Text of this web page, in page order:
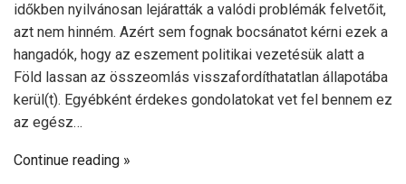
időkben nyilvánosan lejáratták a valódi problémák felvetőit,
azt nem hinném. Azért sem fognak bocsánatot kérni ezek a
hangadók, hogy az eszement politikai vezetésük alatt a
Föld lassan az összeomlás visszafordíthatatlan állapotába
kerül(t). Egyébként érdekes gondolatokat vet fel bennem ez
az egész…
Continue reading